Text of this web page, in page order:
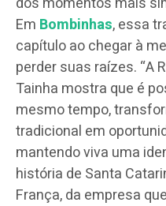
Em Bombinhas, essa
capítulo ao chegar à
perder suas raízes. “A
Tainha mostra que é
mesmo tempo,
tradicional em
mantendo viva uma
história de Santa
França, da empresa